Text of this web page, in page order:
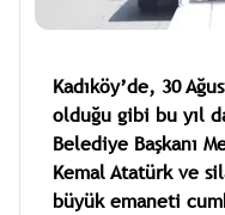
Kadıköy’de, 30
olduğu gibi bu yıl
Belediye Başkanı
Kemal Atatürk ve
büyük emaneti